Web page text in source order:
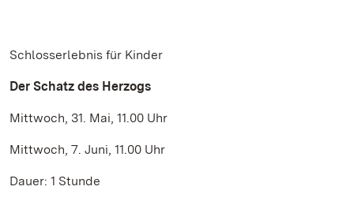
Schlosserlebnis für Kinder
Der Schatz des Herzogs
Mittwoch, 31. Mai, 11.00 Uhr
Mittwoch, 7. Juni, 11.00 Uhr
Dauer: 1 Stunde